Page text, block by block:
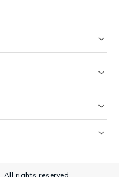
rights reserved.